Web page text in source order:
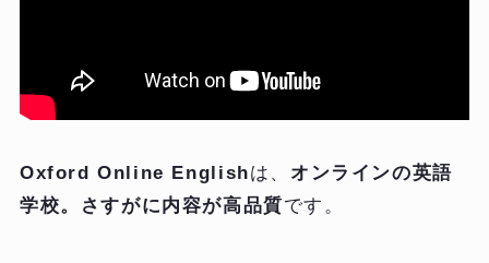
Oxford Online Englishは、 オンラインの英語
学校。さすがに内容が高品質です。